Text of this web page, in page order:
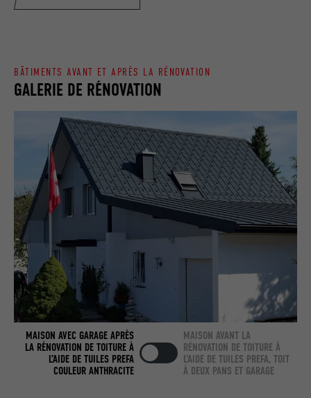
GALERIE DE RÉNOVATION
BÂTIMENTS AVANT ET APRÈS LA RÉNOVATION
MAISON AVEC GARAGE APRÈS
LA RÉNOVATION DE TOITURE À
L’AIDE DE TUILES PREFA
COULEUR ANTHRACITE
MAISON AVANT LA
RÉNOVATION DE TOITURE À
L’AIDE DE TUILES PREFA, TOIT
À DEUX PANS ET GARAGE
UTILITÉ
autorise l'utilisation de cookies. Ne
UTILITÉ
Internet contient une fenêtre « Suivez-
nous » intégrée.
bcookie
FOURNISSEUR LinkedIn
EXPIRATION 2 ans
Utilisé par le service de réseau social
LinkedIn pour suivre l'utilisation de
services intégrés.
NOM bscookie
FOURNISSEUR LinkedIn
EXPIRATION 2 ans